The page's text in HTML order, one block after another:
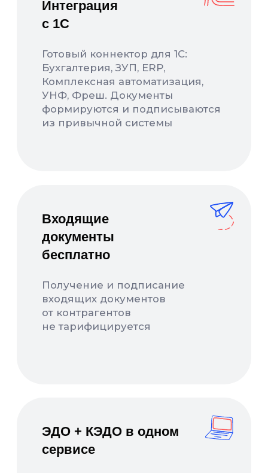
Зарегистрированы в реестрах:
Компания-резидент:
персональных данных на сайте nopaper.ru
Правовая информация
Информация о поддерживаемых Nopaper
браузеров и ОС